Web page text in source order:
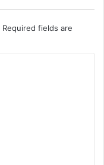
Required fields are